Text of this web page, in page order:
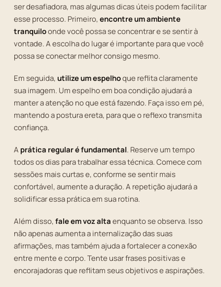
ser desafiadora, mas algumas dicas úteis podem facilitar
esse processo. Primeiro,encontre um ambiente
tranquiloonde você possa se concentrar e se sentir à
vontade. A escolha do lugar é importante para que você
possa se conectar melhor consigo mesmo.
Em seguida, utilize um espelhoque reflita claramente
sua imagem. Um espelho em boa condição ajudará a
manter a atenção no que está fazendo. Faça isso em pé,
mantendo a postura ereta, para que o reflexo transmita
confiança.
A prática regular é fundamental. Reserve um tempo
todos os dias para trabalhar essa técnica. Comece com
sessões mais curtas e, conforme se sentir mais
confortável, aumente a duração. A repetição ajudará a
solidificar essa prática em sua rotina.
Além disso,fale em voz altaenquanto se observa. Isso
não apenas aumenta a internalização das suas
afirmações, mas também ajuda a fortalecer a conexão
entre mente e corpo. Tente usar frases positivas e
encorajadoras que reflitam seus objetivos e aspirações.